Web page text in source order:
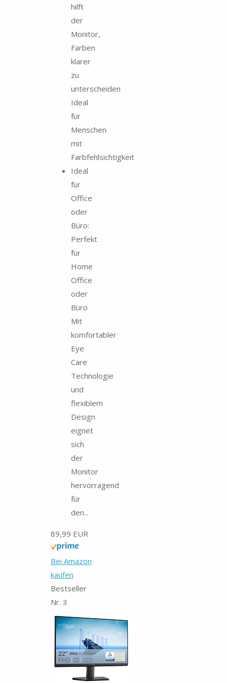
hilft
der
Monitor,
Farben
klarer
zu
unterscheiden
Ideal
für
Menschen
mit
Farbfehlsichtigkeit
Ideal
für
Office
oder
Büro:
Perfekt
für
Home
Office
oder
Büro
Mit
komfortabler
Eye
Care
Technologie
und
flexiblem
Design
eignet
sich
der
Monitor
hervorragend
für
den...
89,99 EUR
Bei Amazon
kaufen
Bestseller
Nr. 3